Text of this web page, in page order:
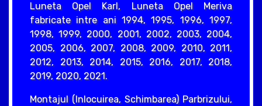
Luneta Opel Karl, Luneta Opel Meriva
fabricate intre ani 1994, 1995, 1996, 1997,
1998, 1999, 2000, 2001, 2002, 2003, 2004,
2005, 2006, 2007, 2008, 2009, 2010, 2011,
2012, 2013, 2014, 2015, 2016, 2017, 2018,
2019, 2020, 2021.
Montajul (Inlocuirea, Schimbarea) Parbrizului,